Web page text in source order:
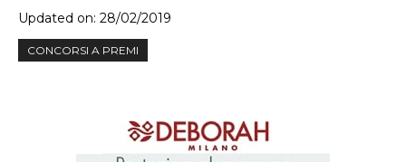
Updated on: 28/02/2019
CONCORSI A PREMI